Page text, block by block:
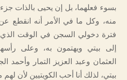
بسوء فعلهما، بل إن يحيى بالذات
منه، وكل ما في الأمر أنه انقطع
فترة دخولي السجن في الوقت الذي
إلى بيتي ويهتمون به، وعلى
العثمان وعبد العزيز التمار وأحمد
بيتي، لذلك أنا أحب الكويتيين لأن